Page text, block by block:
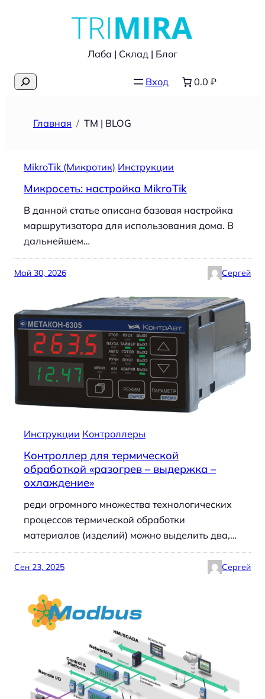
Лаба | Склад | Блог
Поиск Вход 0.0 ₽
Главная TM | BLOG
MikroTik (Микротик) Инструкции
Микросеть: настройка MikroTik
В данной статье описана базовая настройка
маршрутизатора для использования дома. В
дальнейшем…
Май 30, 2026 Сергей
Инструкции Контроллеры
Контроллер для термической
обработкой «разогрев – выдержка –
охлаждение»
реди огромного множества технологических
процессов термической обработки
материалов (изделий) можно выделить два,…
Сен 23, 2025 Сергей